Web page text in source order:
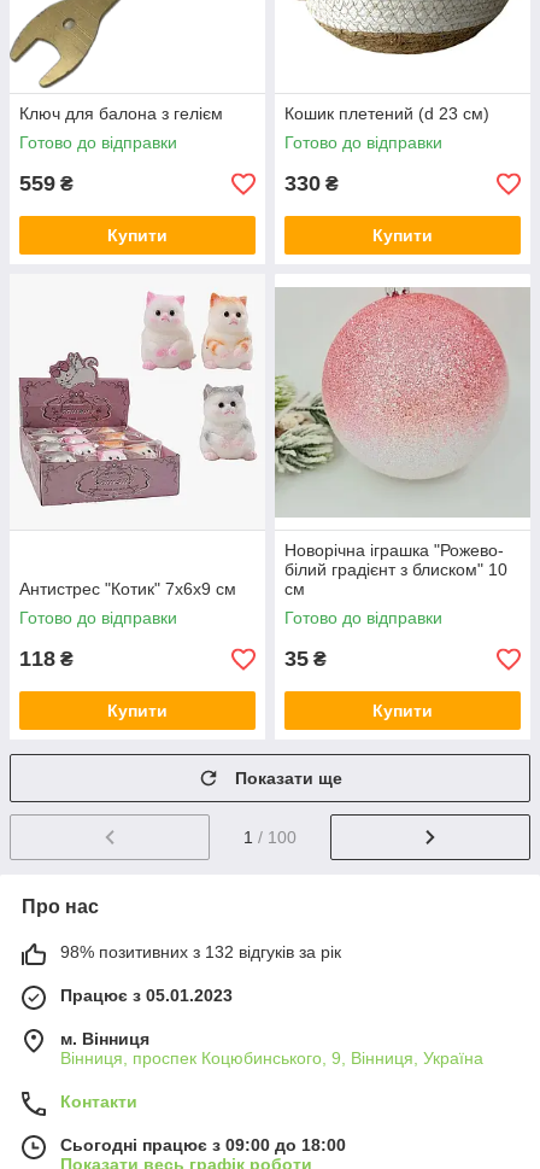
Ключ для балона з гелієм
Готово до відправки
559 ₴
Купити
Кошик плетений (d 23 см)
Готово до відправки
330 ₴
Купити
Антистрес "Котик" 7х6х9 см
Готово до відправки
118 ₴
Купити
Новорічна іграшка "Рожево-
білий градієнт з блиском" 10
см
Готово до відправки
35 ₴
Купити
Показати ще
1 / 100
Про нас
98% позитивних з 132 відгуків за рік
Працює з 05.01.2023
м. Вінниця
Вінниця, проспек Коцюбинського, 9, Вінниця, Україна
Контакти
Сьогодні працює з 09:00 до 18:00
Показати весь графік роботи